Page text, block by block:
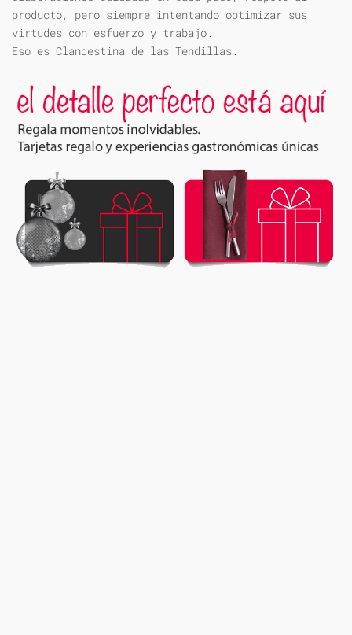
producto, pero siempre intentando optimizar sus
virtudes con esfuerzo y trabajo.
Eso es Clandestina de las Tendillas.